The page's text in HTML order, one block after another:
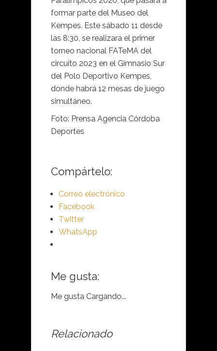
formar parte del Museo del
Kempes. Este sábado 11 desde
las 8:30, se realizara el primer
torneo nacional FATeMA del
circuito 2023 en el Gimnasio Sur
del Polo Deportivo Kempes,
donde habrá 12 mesas de juego
simultáneo.
Foto: Prensa Agencia Córdoba
Deportes
Compártelo:
Correo electrónico
Facebook
Twitter
WhatsApp
Me gusta:
Me gusta Cargando...
Relacionado